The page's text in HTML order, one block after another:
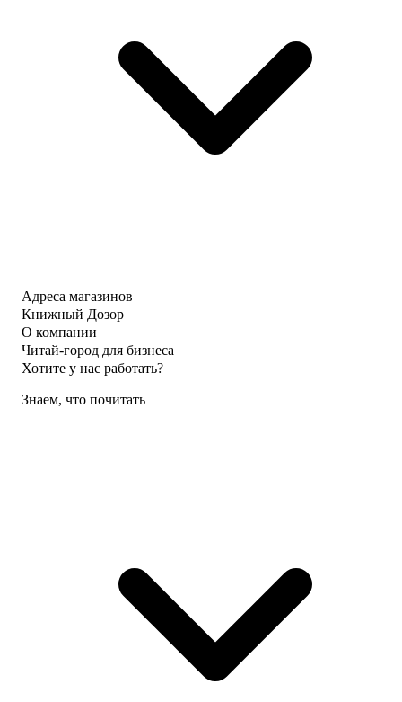
Адреса магазинов
Книжный Дозор
О компании
Читай-город для бизнеса
Хотите у нас работать?
Знаем, что почитать